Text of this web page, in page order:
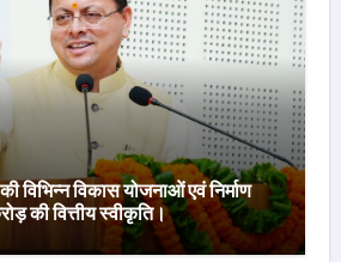
विभिन्न विकास योजनाओं एवं निर्माण
की वित्तीय स्वीकृति।